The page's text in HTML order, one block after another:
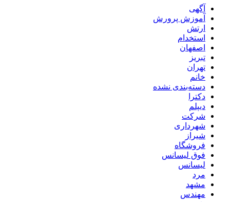
آگهی
آموزش پرورش
ارتش
استخدام
اصفهان
تبریز
تهران
خانم
دسته‌بندی نشده
دکترا
دیپلم
شرکت
شهرداری
شیراز
فروشگاه
فوق لیسانس
لیسانس
مرد
مشهد
مهندس